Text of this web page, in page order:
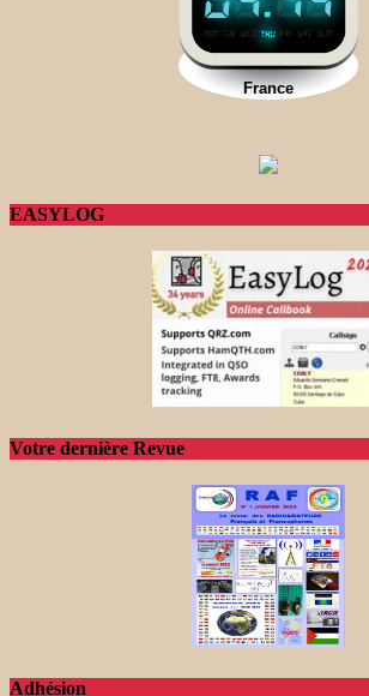
EASYLOG
Votre dernière Revue
Adhésion